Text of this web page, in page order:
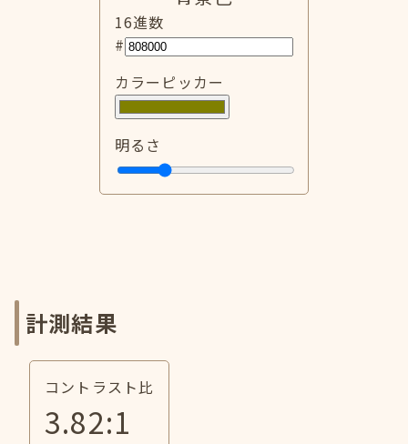
16進数
#
カラーピッカー
明るさ
計測結果
コントラスト比
3.82:1